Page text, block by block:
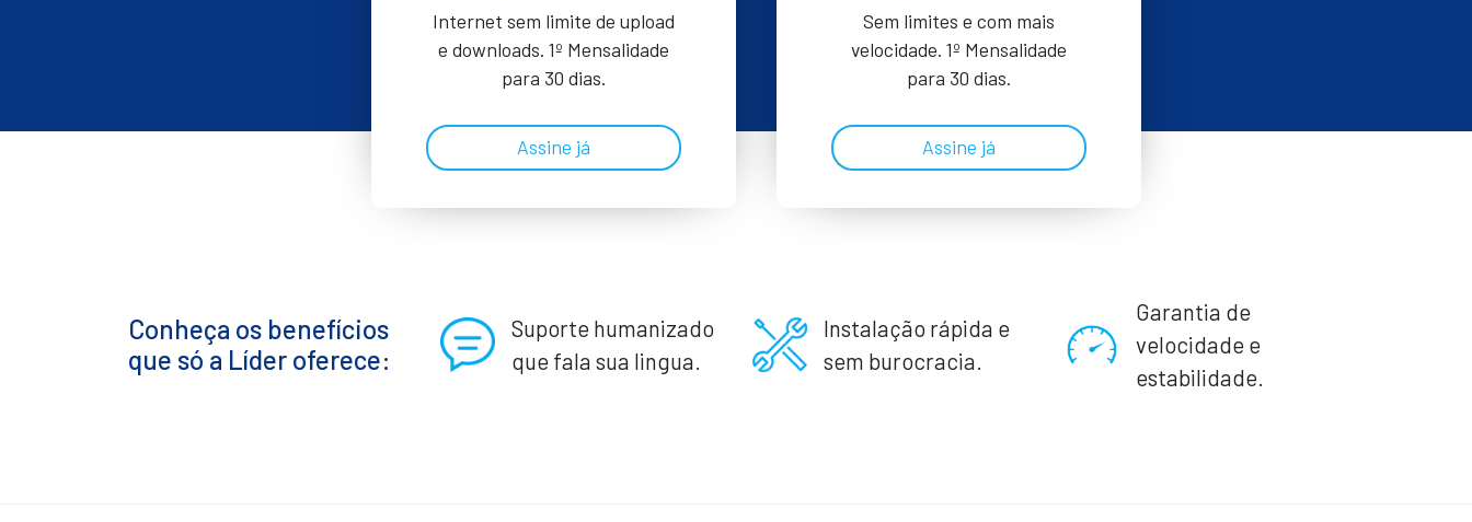
Internet sem limite de upload
e downloads. 1º Mensalidade
para 30 dias.
Assine já
Sem limites e com mais
velocidade. 1º Mensalidade
para 30 dias.
Assine já
Conheça os benefícios
que só a Líder oferece:
Suporte humanizado
que fala sua lingua.
Instalação rápida e
sem burocracia.
Garantia de
velocidade e
estabilidade.